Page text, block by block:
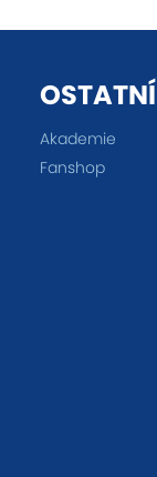
OSTATNÍ
Akademie
Fanshop